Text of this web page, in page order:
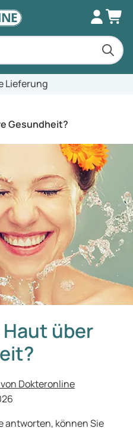
Gesundheit?
über
Dokteronline
antworten, können Sie